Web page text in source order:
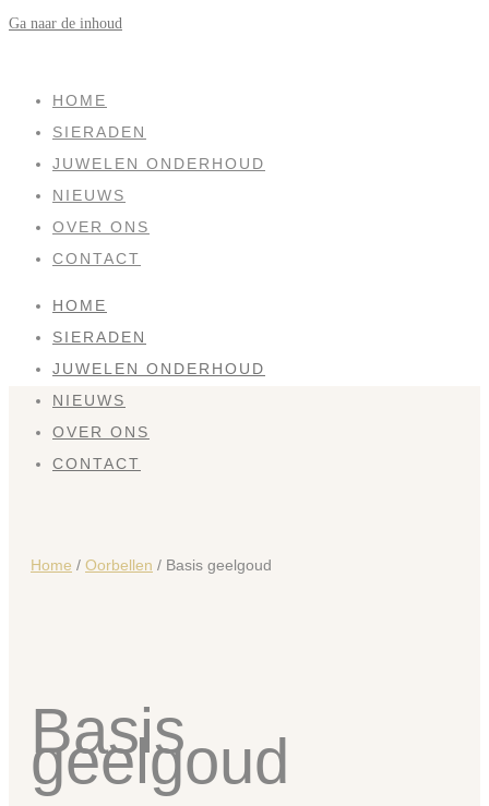
Ga naar de inhoud
HOME
SIERADEN
JUWELEN ONDERHOUD
NIEUWS
OVER ONS
CONTACT
HOME
SIERADEN
JUWELEN ONDERHOUD
NIEUWS
OVER ONS
CONTACT
Home / Oorbellen / Basis geelgoud
Basis
geelgoud